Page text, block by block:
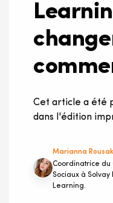
Cet article a été
dans l'édition
Marianna
Coordinatrice du
Sociaux à Solvay
Learning.